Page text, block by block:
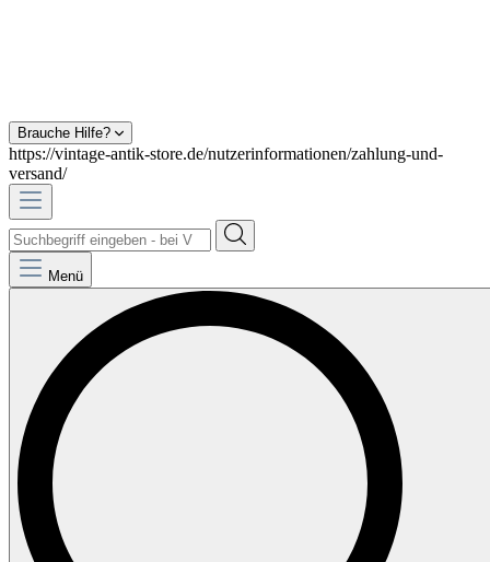
Brauche Hilfe?
https://vintage-antik-store.de/nutzerinformationen/zahlung-und-
versand/
Menü